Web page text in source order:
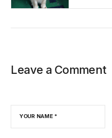
Leave a Comment